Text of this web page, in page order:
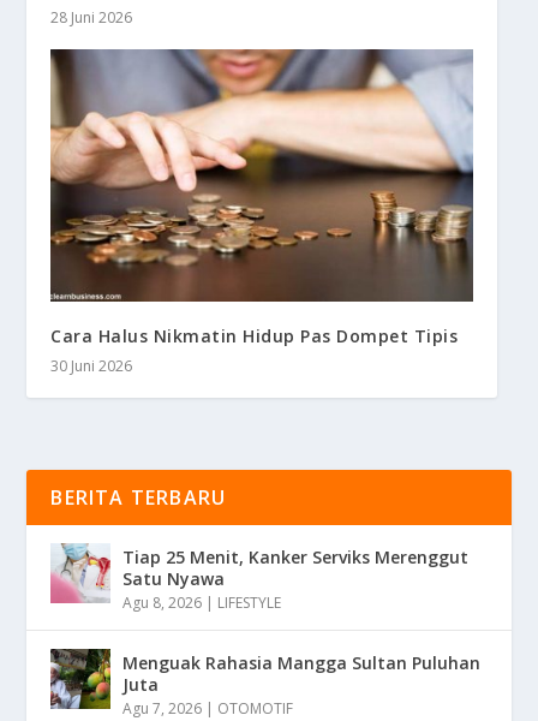
28 Juni 2026
Cara Halus Nikmatin Hidup Pas Dompet Tipis
30 Juni 2026
BERITA TERBARU
Tiap 25 Menit, Kanker Serviks Merenggut
Satu Nyawa
Agu 8, 2026 | LIFESTYLE
Menguak Rahasia Mangga Sultan Puluhan
Juta
Agu 7, 2026 | OTOMOTIF